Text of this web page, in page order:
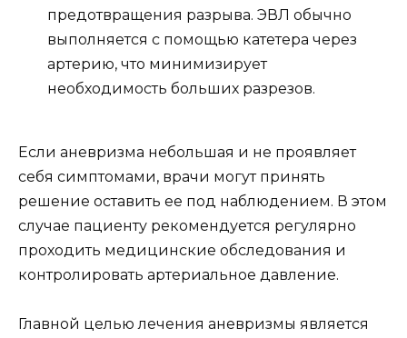
предотвращения разрыва. ЭВЛ обычно
выполняется с помощью катетера через
артерию, что минимизирует
необходимость больших разрезов.
Если аневризма небольшая и не проявляет
себя симптомами, врачи могут принять
решение оставить ее под наблюдением. В этом
случае пациенту рекомендуется регулярно
проходить медицинские обследования и
контролировать артериальное давление.
Главной целью лечения аневризмы является